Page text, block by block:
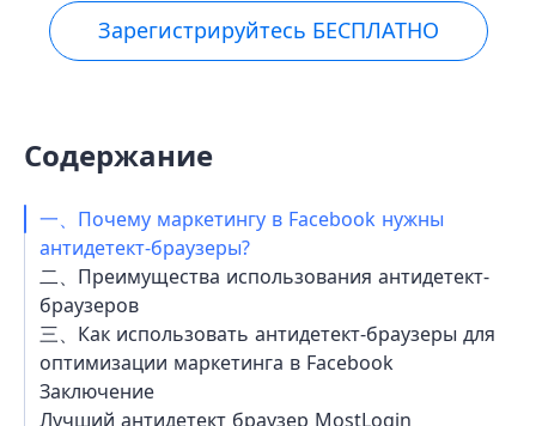
Зарегистрируйтесь БЕСПЛАТНО
Содержание
一、Почему маркетингу в Facebook нужны
антидетект-браузеры?
二、Преимущества использования антидетект-
браузеров
三、Как использовать антидетект-браузеры для
оптимизации маркетинга в Facebook
Заключение
Лучший антидетект браузер MostLogin